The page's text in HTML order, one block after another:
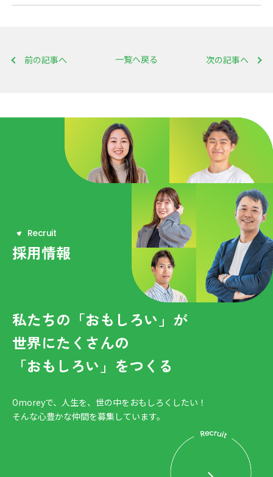
前の記事へ 次の記事へ
一覧へ戻る
Recruit
採用情報
私たちの「おもしろい」が
世界にたくさんの
「おもしろい」をつくる
Omoreyで、人生を、世の中をおもしろくしたい！
そんな心豊かな仲間を募集しています。